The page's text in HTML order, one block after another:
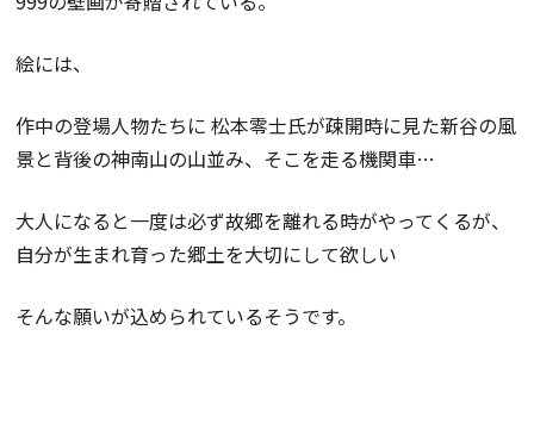
絵には、
作中の登場人物たちに 松本零士氏が疎開時に見た新谷の風
景と背後の神南山の山並み、そこを走る機関車…
大人になると一度は必ず故郷を離れる時がやってくるが、
自分が生まれ育った郷土を大切にして欲しい
そんな願いが込められているそうです。